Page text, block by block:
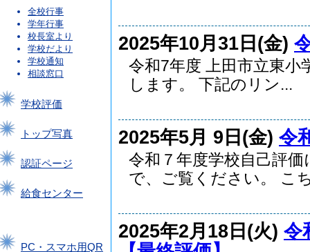
全校行事
学年行事
校長室より
学校だより
学校通知
相談窓口
学校評価
トップ写真
認証ページ
給食センター
PC・スマホ用QR
2025年10月31日(金)
令和7年度 上田市立東小
します。 下記のリン...
2025年5月 9日(金) 令
令和７年度学校自己評
で、ご覧ください。 こ
2025年2月18日(火) 令